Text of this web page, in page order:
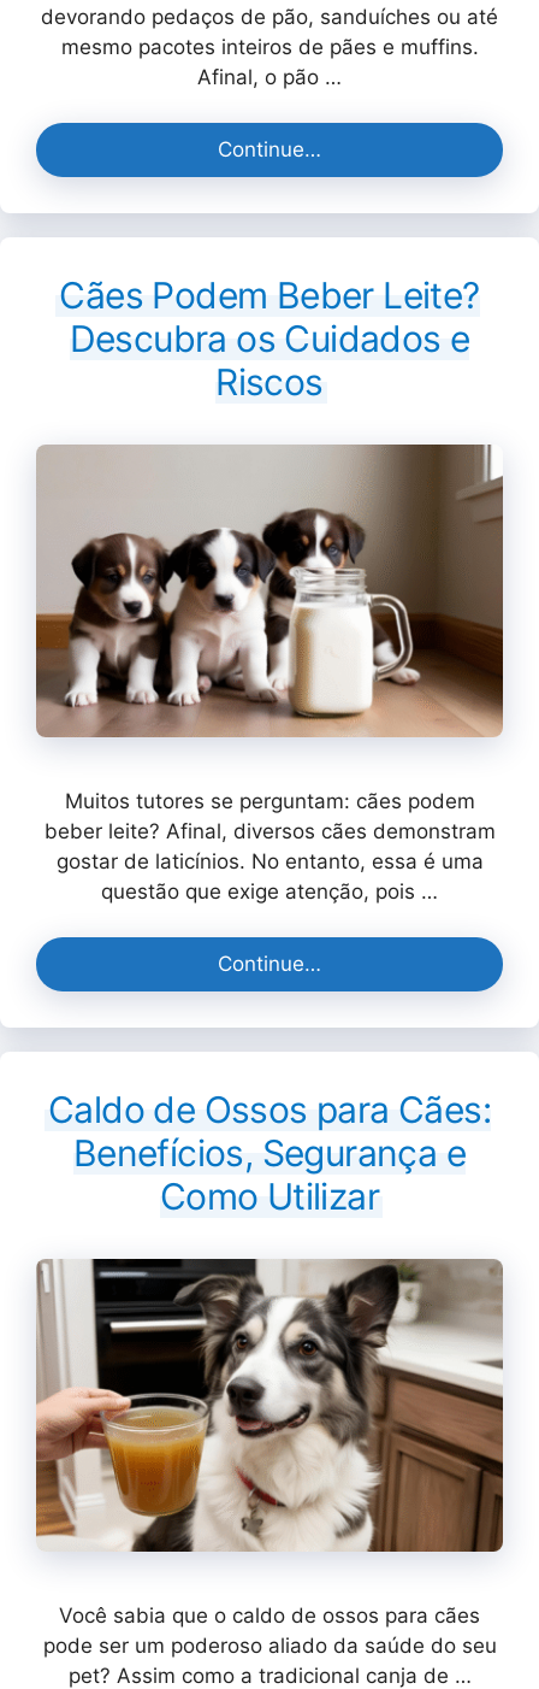
devorando pedaços de pão, sanduíches ou até
mesmo pacotes inteiros de pães e muffins.
Afinal, o pão …
Continue…
Cães Podem Beber Leite?
Descubra os Cuidados e
Riscos
Muitos tutores se perguntam: cães podem
beber leite? Afinal, diversos cães demonstram
gostar de laticínios. No entanto, essa é uma
questão que exige atenção, pois …
Continue…
Caldo de Ossos para Cães:
Benefícios, Segurança e
Como Utilizar
Você sabia que o caldo de ossos para cães
pode ser um poderoso aliado da saúde do seu
pet? Assim como a tradicional canja de …